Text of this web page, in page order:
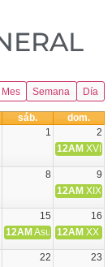
Mes Semana Día
sáb.
dom.
1
2
12AM XVIII
8
9
Señor
Cruz Laplana,
12AM XIX
15
16
12AM Asunción de la
12AM XX
22
23